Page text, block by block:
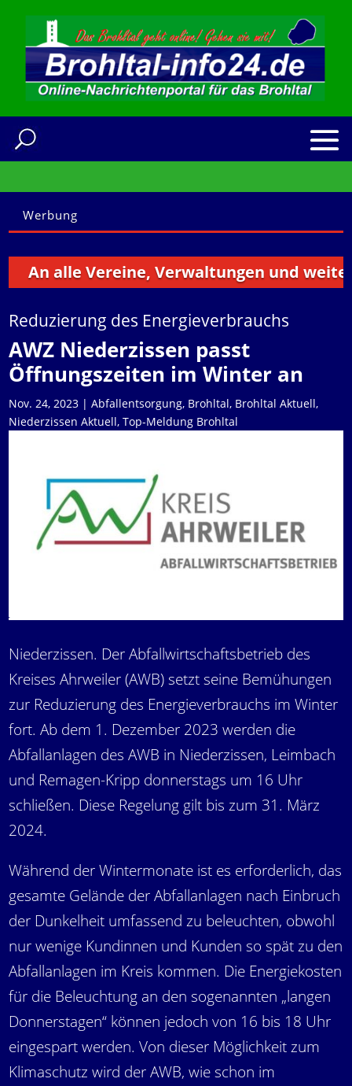
Werbung
alle Vereine, Verwaltungen und weitere
Reduzierung des Energieverbrauchs
AWZ Niederzissen passt
Öffnungszeiten im Winter an
Nov. 24, 2023 | Abfallentsorgung, Brohltal, Brohltal Aktuell,
Niederzissen Aktuell, Top-Meldung Brohltal
Niederzissen. Der Abfallwirtschaftsbetrieb des
Kreises Ahrweiler (AWB) setzt seine Bemühungen
zur Reduzierung des Energieverbrauchs im Winter
fort. Ab dem 1. Dezember 2023 werden die
Abfallanlagen des AWB in Niederzissen, Leimbach
und Remagen-Kripp donnerstags um 16 Uhr
schließen. Diese Regelung gilt bis zum 31. März
2024.
Während der Wintermonate ist es erforderlich, das
gesamte Gelände der Abfallanlagen nach Einbruch
der Dunkelheit umfassend zu beleuchten, obwohl
nur wenige Kundinnen und Kunden so spät zu den
Abfallanlagen im Kreis kommen. Die Energiekosten
für die Beleuchtung an den sogenannten „langen
Donnerstagen“ können jedoch von 16 bis 18 Uhr
eingespart werden. Von dieser Möglichkeit zum
Klimaschutz wird der AWB, wie schon im